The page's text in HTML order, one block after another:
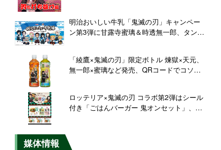
明治おいしい牛乳「鬼滅の刃」キャンペー
ン第3弾に甘露寺蜜璃＆時透無一郎、タンブ
「綾鷹×鬼滅の刃」限定ボトル 煉獄×天元、
無一郎×蜜璃など発売、QRコードでコソコ
ロッテリア×鬼滅の刃 コラボ第2弾はシール
付き「ごはんバーガー 鬼オンセット」、全
媒体情報